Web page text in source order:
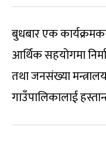
बुधबार एक
आर्थिक सहयोगमा
तथा जनसंख्या
गाउँपालिकालाई